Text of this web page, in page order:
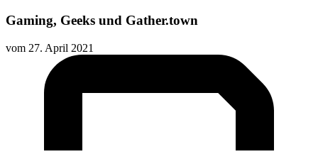
Gaming, Geeks und Gather.town
vom 27. April 2021